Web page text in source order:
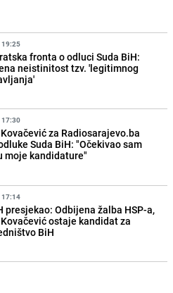
19:25
fronta o odluci Suda BiH:
neistinitost tzv. 'legitimnog
17:30
za Radiosarajevo.ba
Suda BiH: "Očekivao sam
moje kandidature"
17:14
presjekao: Odbijena žalba HSP-a,
ostaje kandidat za
BiH